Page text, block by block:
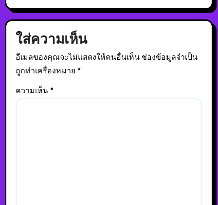
ใส่ความเห็น
อีเมลของคุณจะไม่แสดงให้คนอื่นเห็น ช่องข้อมูลจำเป็น
ถูกทำเครื่องหมาย *
ความเห็น *